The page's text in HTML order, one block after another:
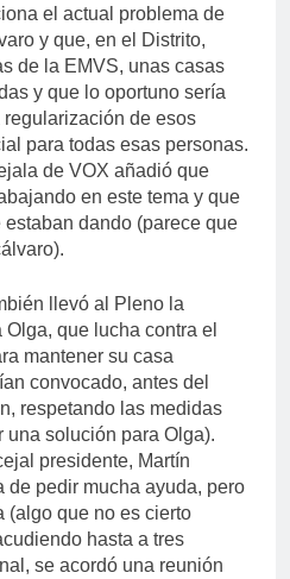
el actual problema de
y que, en el Distrito,
de la EMVS, unas casas
y que lo oportuno sería
de esos
para todas esas personas.
de VOX añadió que
en este tema y que
dando (parece que
llevó al Pleno la
que lucha contra el
mantener su casa
convocado, antes del
respetando las medidas
una solución para Olga).
presidente, Martín
de pedir mucha ayuda, pero
(algo que no es cierto
hasta a tres
se acordó una reunión